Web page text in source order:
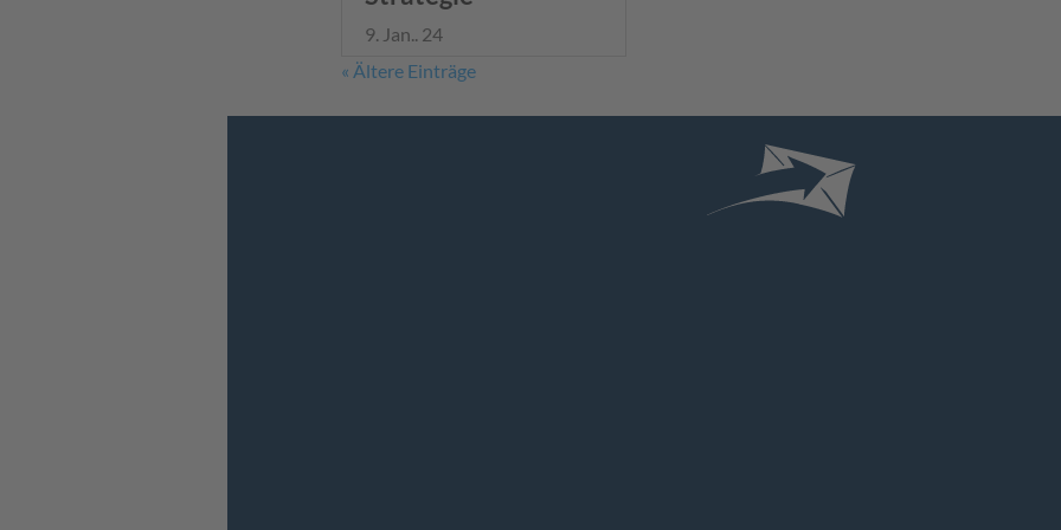
9. Jan.. 24
« Ältere Einträge